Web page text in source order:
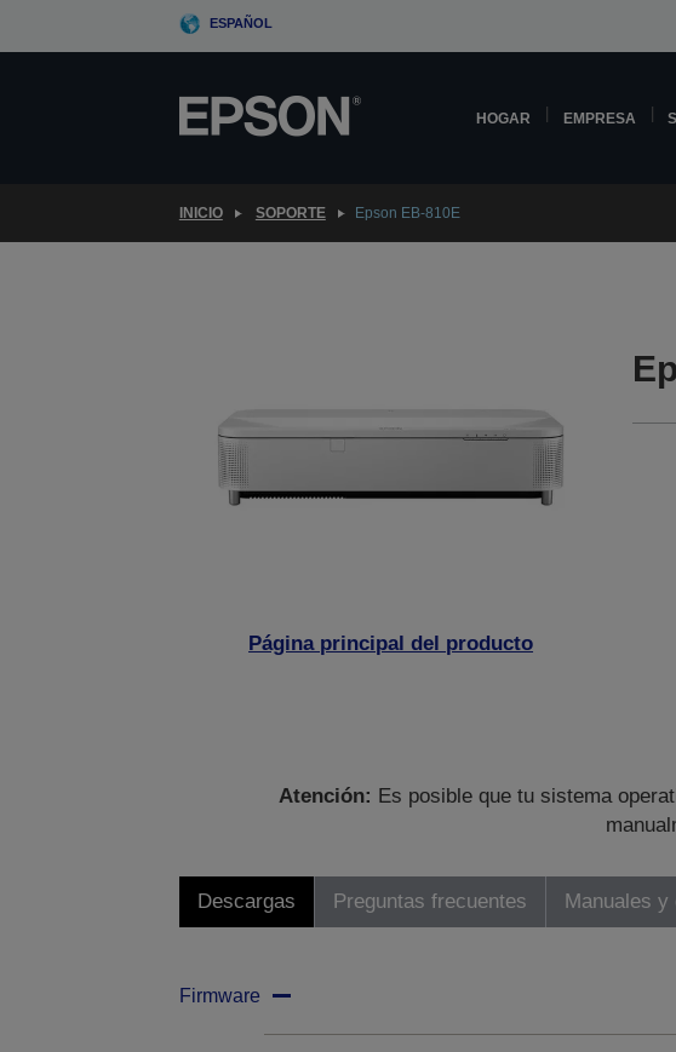
ESPAÑOL
HOGAR EMPRESA
INICIO SOPORTE Epson EB-810E
Página principal del producto
Atención: Es posible que tu sistema
Descargas Preguntas frecuentes Manuales y
Firmware